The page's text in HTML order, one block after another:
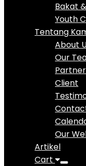
Bakat
Youth
Tentang
About
Our
Client
Our
Artikel
Cart